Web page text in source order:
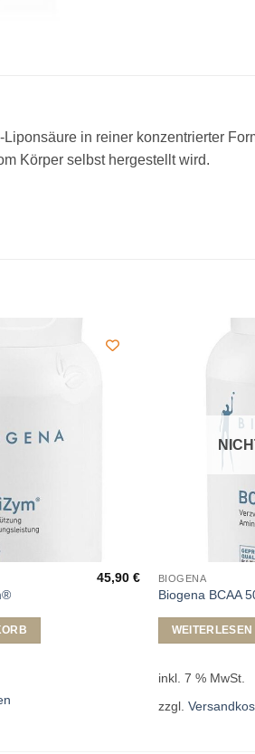
in reiner konzentrierter
Körper selbst hergestellt wird.
45,90€ BIOGENA
Biogena BCAA
WEITERLESEN
inkl. 7 % MwSt.
zzgl.